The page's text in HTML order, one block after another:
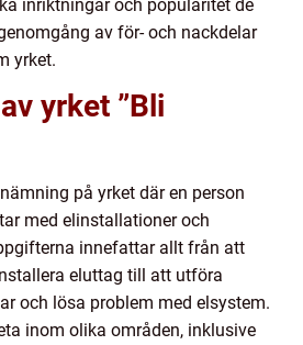
inriktningar och popularitet de
av för- och nackdelar
yrket.
yrket ”Bli
på yrket där en person
med elinstallationer och
innefattar allt från att
eluttag till att utföra
och lösa problem med elsystem.
inom olika områden, inklusive